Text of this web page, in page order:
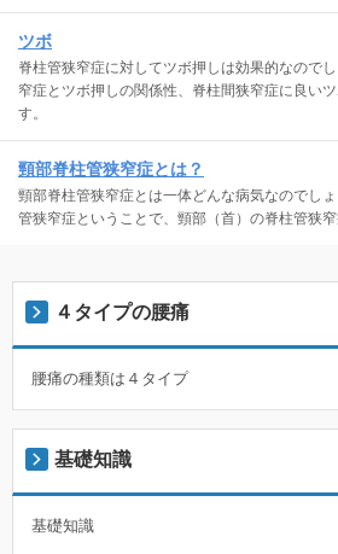
ツボ
脊柱管狭窄症に対してツボ押しは効果的なので
窄症とツボ押しの関係性、脊柱間狭窄症に良い
す。
頸部脊柱管狭窄症とは？
頸部脊柱管狭窄症とは一体どんな病気なのでし
管狭窄症ということで、頸部（首）の脊柱管狭窄
４タイプの腰痛
腰痛の種類は４タイプ
基礎知識
基礎知識